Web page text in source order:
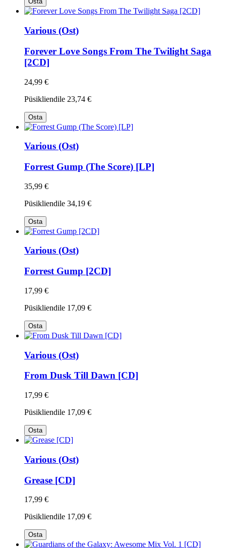
Various (Ost)
Forever Love Songs From The Twilight Saga
[2CD]
24,99 €
Püsikliendile 23,74 €
Osta
Various (Ost)
Forrest Gump (The Score) [LP]
35,99 €
Püsikliendile 34,19 €
Osta
Various (Ost)
Forrest Gump [2CD]
17,99 €
Püsikliendile 17,09 €
Osta
Various (Ost)
From Dusk Till Dawn [CD]
17,99 €
Püsikliendile 17,09 €
Osta
Various (Ost)
Grease [CD]
17,99 €
Püsikliendile 17,09 €
Osta